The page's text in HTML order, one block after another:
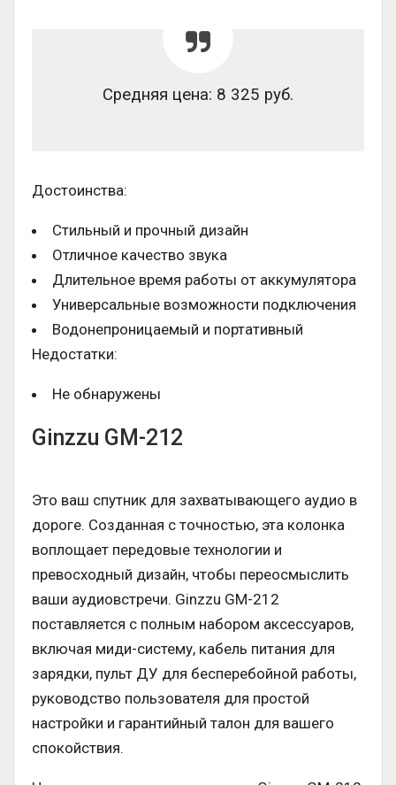
Средняя цена: 8 325 руб.
Достоинства:
Стильный и прочный дизайн
Отличное качество звука
Длительное время работы от аккумулятора
Универсальные возможности подключения
Водонепроницаемый и портативный
Недостатки:
Не обнаружены
Ginzzu GM-212
Это ваш спутник для захватывающего аудио в
дороге. Созданная с точностью, эта колонка
воплощает передовые технологии и
превосходный дизайн, чтобы переосмыслить
ваши аудиовстречи. Ginzzu GM-212
поставляется с полным набором аксессуаров,
включая миди-систему, кабель питания для
зарядки, пульт ДУ для бесперебойной работы,
руководство пользователя для простой
настройки и гарантийный талон для вашего
спокойствия.